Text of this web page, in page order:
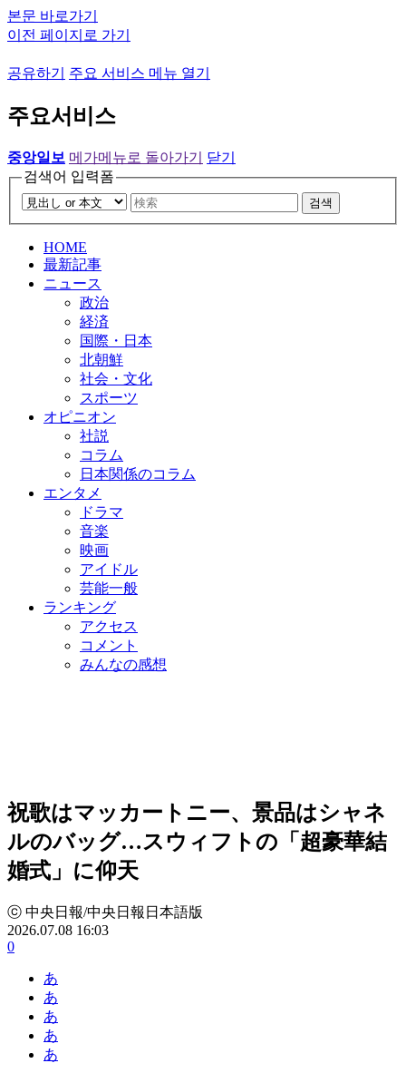
본문 바로가기
이전 페이지로 가기
공유하기 주요 서비스 메뉴 열기
주요서비스
중앙일보 메가메뉴로 돌아가기
닫기
검색어 입력폼
검색
HOME
最新記事
ニュース
政治
経済
国際・日本
北朝鮮
社会・文化
スポーツ
オピニオン
社説
コラム
日本関係のコラム
エンタメ
ドラマ
音楽
映画
アイドル
芸能一般
ランキング
アクセス
コメント
みんなの感想
祝歌はマッカートニー、景品はシャネ
ルのバッグ…スウィフトの「超豪華結
婚式」に仰天
ⓒ 中央日報/中央日報日本語版
2026.07.08 16:03
0
あ
あ
あ
あ
あ